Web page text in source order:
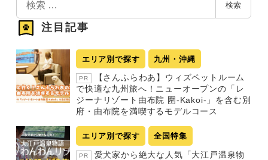
索
検索
注目記事
エリア別で探す 九州・沖縄
PR
【さんふらわあ】ウィズペットルーム
で快適な九州旅へ！ニューオープンの「レ
ジーナリゾート由布院 圍-Kakoi-」を含む別
府・由布院を満喫するモデルコース
エリア別で探す 全国特集
PR
愛犬家から絶大な人気「大江戸温泉物